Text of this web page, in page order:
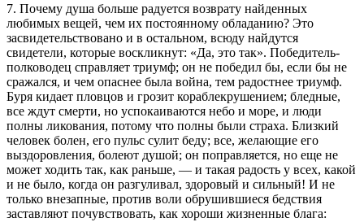
7. Почему душа больше радуется возврату найденных
любимых вещей, чем их постоянному обладанию? Это
засвидетельствовано и в остальном, всюду найдутся
свидетели, которые воскликнут: «Да, это так». Победитель-
полководец справляет триумф; он не победил бы, если бы не
сражался, и чем опаснее была война, тем радостнее триумф.
Буря кидает пловцов и грозит кораблекрушением; бледные,
все ждут смерти, но успокаиваются небо и море, и люди
полны ликования, потому что полны были страха. Близкий
человек болен, его пульс сулит беду; все, желающие его
выздоровления, болеют душой; он поправляется, но еще не
может ходить так, как раньше, — и такая радость у всех, какой
и не было, когда он разгуливал, здоровый и сильный! И не
только внезапные, против воли обрушившиеся бедствия
заставляют почувствовать, как хороши жизненные блага: